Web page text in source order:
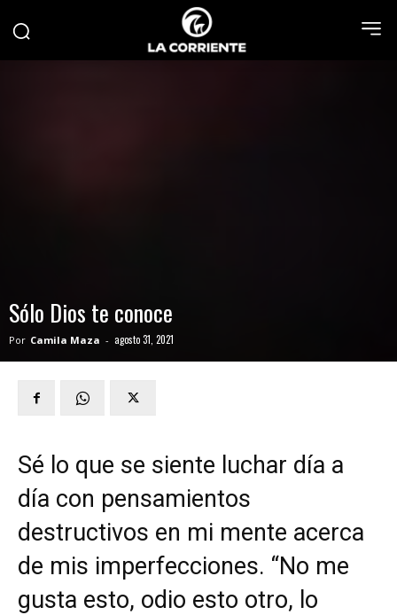
Sólo Dios te conoce
Por Camila Maza - agosto 31, 2021
Sé lo que se siente luchar día a
día con pensamientos
destructivos en mi mente acerca
de mis imperfecciones. “No me
gusta esto, odio esto otro, lo